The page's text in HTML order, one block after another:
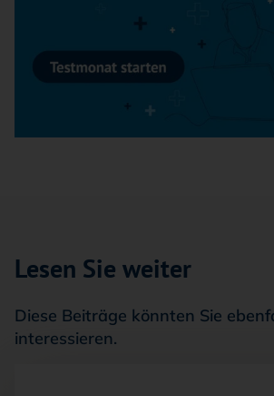
Lesen Sie weiter
Diese Beiträge könnten Sie
interessieren.